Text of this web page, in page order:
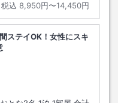
税込 8,950円〜14,450円
ステイOK！女性にスキ